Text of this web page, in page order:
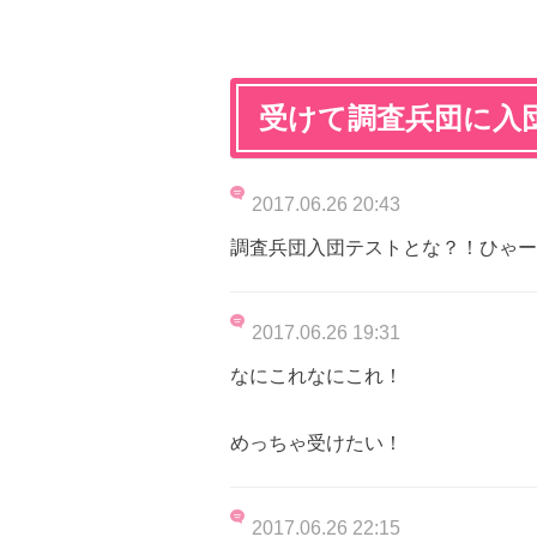
受けて調査兵団に入
2017.06.26 20:43
調査兵団入団テストとな？！ひゃー
2017.06.26 19:31
なにこれなにこれ！
めっちゃ受けたい！
2017.06.26 22:15